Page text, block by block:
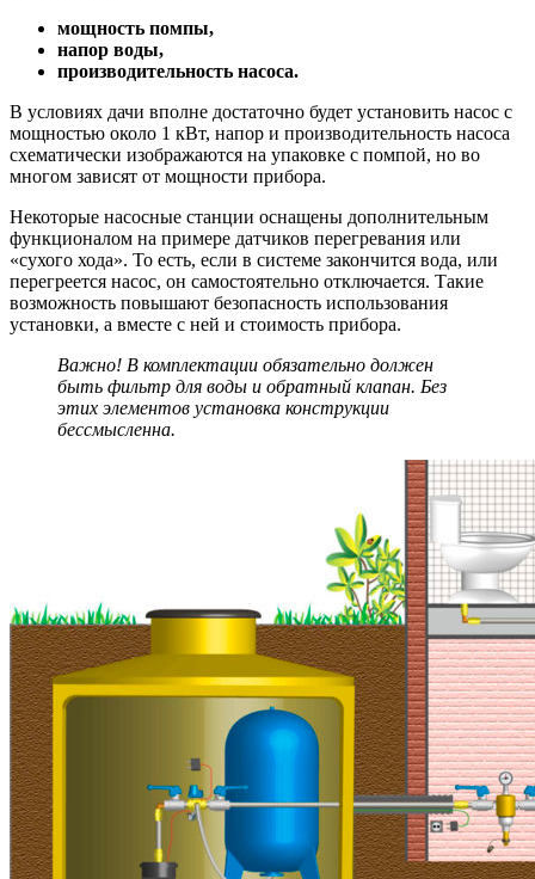
мощность помпы,
напор воды,
производительность насоса.
В условиях дачи вполне достаточно будет установить насос с
мощностью около 1 кВт, напор и производительность насоса
схематически изображаются на упаковке с помпой, но во
многом зависят от мощности прибора.
Некоторые насосные станции оснащены дополнительным
функционалом на примере датчиков перегревания или
«сухого хода». То есть, если в системе закончится вода, или
перегреется насос, он самостоятельно отключается. Такие
возможность повышают безопасность использования
установки, а вместе с ней и стоимость прибора.
Важно! В комплектации обязательно должен
быть фильтр для воды и обратный клапан. Без
этих элементов установка конструкции
бессмысленна.